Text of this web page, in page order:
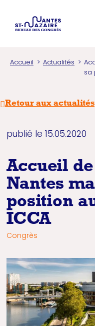
Accueil Actualités
sa
Retour aux actualités
publié le 15.05.2020
Accueil
Nantes
position
ICCA
Congrès